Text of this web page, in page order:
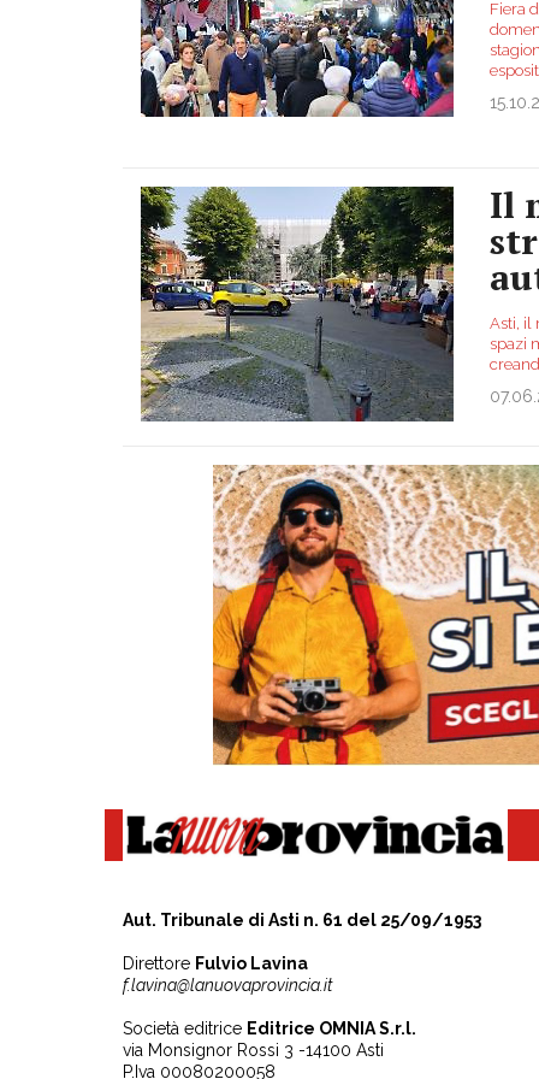
Fiera
Il
Asti, il
spazi
Aut. Tribunale di Asti n. 61 del 25/09/1953
Direttore Fulvio Lavina
f.lavina@lanuovaprovincia.it
Società editrice Editrice OMNIA S.r.l.
via Monsignor Rossi 3 -14100 Asti
P.Iva 00080200058